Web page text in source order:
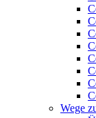
Wege